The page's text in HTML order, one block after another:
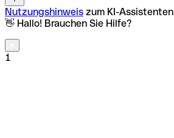
Nutzungshinweis zum KI-Assistenten
👋 Hallo! Brauchen Sie Hilfe?
1